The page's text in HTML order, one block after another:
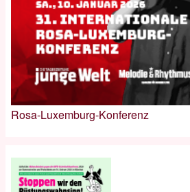
Rosa-Luxemburg-Konferenz